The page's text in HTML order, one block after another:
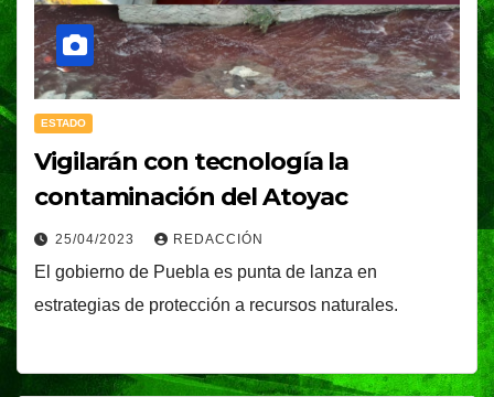
ESTADO
Vigilarán con tecnología la
contaminación del Atoyac
25/04/2023 REDACCIÓN
El gobierno de Puebla es punta de lanza en
estrategias de protección a recursos naturales.